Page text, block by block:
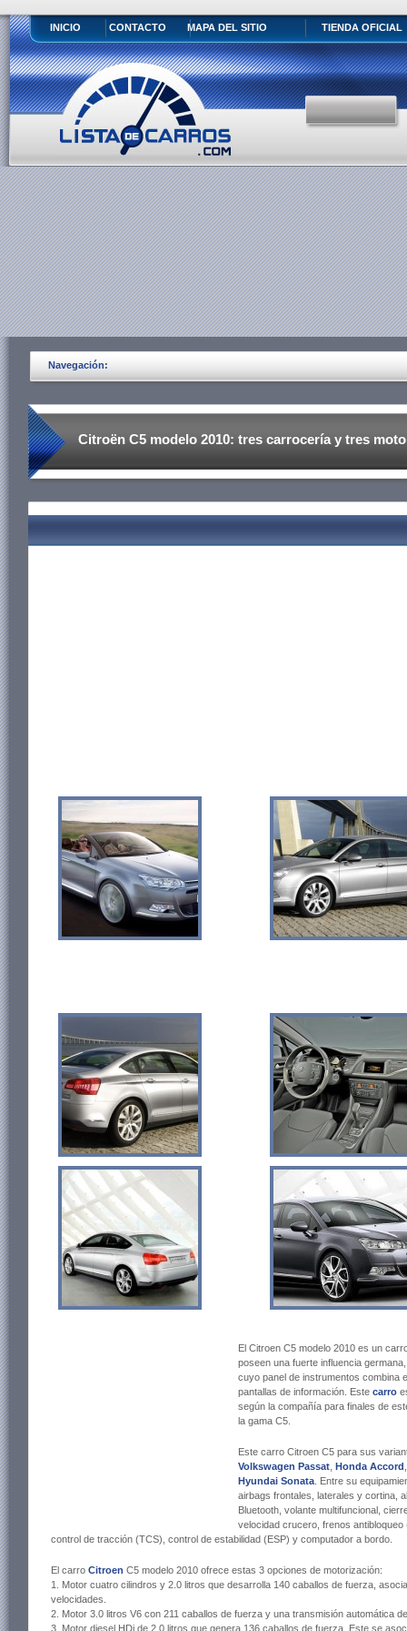
INICIO CONTACTO MAPA DEL SITIO TIENDA OFICIAL
Navegación:
Citroën C5 modelo 2010: tres carrocería y tres
El Citroen C5 modelo 2010 es un
poseen una fuerte influencia
cuyo panel de instrumentos combina
pantallas de información. Este carro
según la compañía para finales de
la gama C5.
Este carro Citroen C5 para sus
Volkswagen Passat Honda Accord
Hyundai Sonata . Entre su
airbags frontales, laterales y cortina,
Bluetooth, volante multifuncional,
velocidad crucero, frenos
control de tracción (TCS), control de estabilidad (ESP) y computador a bordo.
El carro Citroen C5 modelo 2010 ofrece estas 3 opciones de motorización:
1. Motor cuatro cilindros y 2.0 litros que desarrolla 140 caballos de fuerza,
velocidades.
2. Motor 3.0 litros V6 con 211 caballos de fuerza y una transmisión automática
3. Motor diesel HDi de 2.0 litros que genera 136 caballos de fuerza. Este se